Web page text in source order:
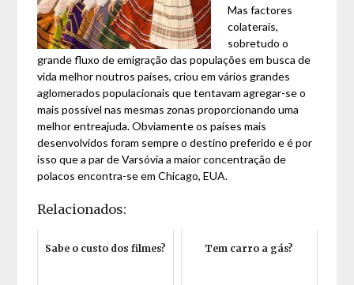
Mas factores
colaterais,
sobretudo o
grande fluxo de emigração das populações em busca de
vida melhor noutros países, criou em vários grandes
aglomerados populacionais que tentavam agregar-se o
mais possível nas mesmas zonas proporcionando uma
melhor entreajuda. Obviamente os países mais
desenvolvidos foram sempre o destino preferido e é por
isso que a par de Varsóvia a maior concentração de
polacos encontra-se em Chicago, EUA.
Relacionados:
Sabe o custo dos filmes? Tem carro a gás?